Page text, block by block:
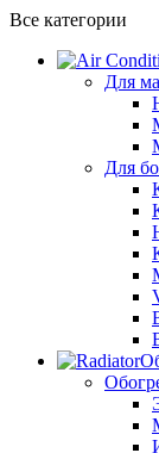
Все категории
Для
Для